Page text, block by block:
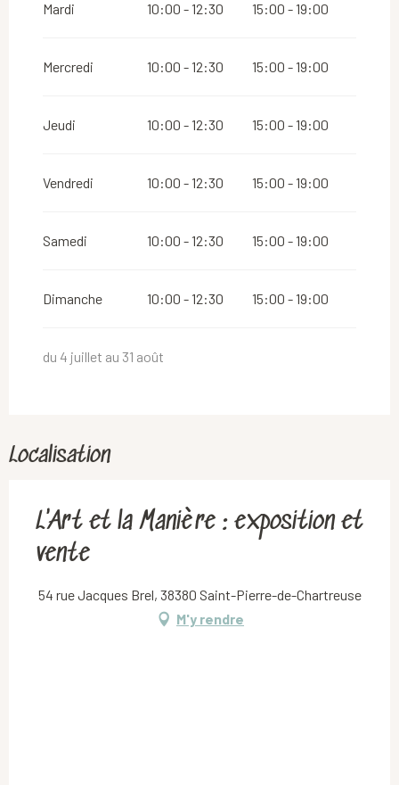
Mardi
10:00 - 12:30 15:00 - 19:00
Mercredi 10:00 - 12:30 15:00 - 19:00
Jeudi 10:00 - 12:30 15:00 - 19:00
Vendredi 10:00 - 12:30 15:00 - 19:00
Samedi 10:00 - 12:30 15:00 - 19:00
Dimanche 10:00 - 12:30 15:00 - 19:00
du 4 juillet au 31 août
Localisation
L'Art et la Manière : exposition et
vente
54 rue Jacques Brel, 38380 Saint-Pierre-de-Chartreuse
M'y rendre